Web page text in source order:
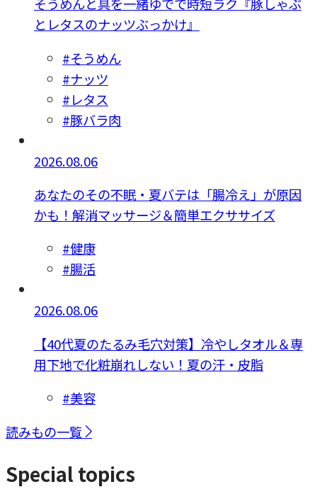
そうめんと具を一緒ゆでで時短ラク『豚しゃぶ
とレタスのナッツぶっかけ』
#そうめん
#ナッツ
#レタス
#豚バラ肉
2026.08.06
あなたのその不眠・夏バテは「腸冷え」が原因
かも！解消マッサージ＆簡単エクササイズ
#健康
#腸活
2026.08.06
【40代夏のたるみ毛穴対策】冷やしタオル＆専
用下地で化粧崩れしない！夏の汗・皮脂
#美容
読みもの一覧
Special topics